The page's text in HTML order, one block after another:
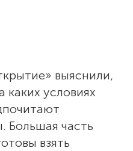
выяснили,
каких условиях
Большая часть
взять